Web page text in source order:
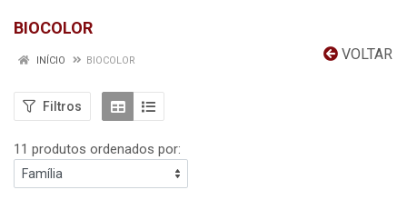
BIOCOLOR
VOLTAR
INÍCIO BIOCOLOR
Filtros
11 produtos ordenados por: